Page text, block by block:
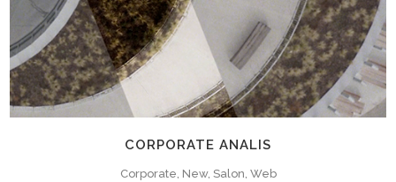
CORPORATE ANALIS
Corporate, New, Salon, Web